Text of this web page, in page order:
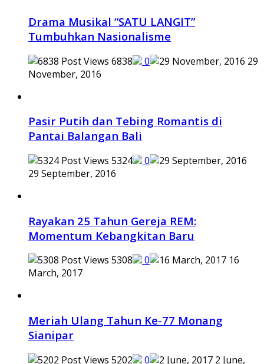
Drama Musikal “SATU LANGIT”
Tumbuhkan Nasionalisme
6838 0
29
November, 2016
Pasir Putih dan Tebing Romantis di
Pantai Balangan Bali
5324
0
29 September, 2016
Rayakan 25 Tahun Gereja REM:
Momentum Kebangkitan Baru
5308 0
16
March, 2017
Meriah Ulang Tahun Ke-77 Monang
Sianipar
5202 0
2 June,